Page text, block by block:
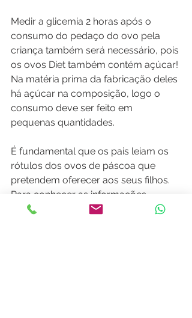
Medir a glicemia 2 horas após o
consumo do pedaço do ovo pela
criança também será necessário, pois
os ovos Diet também contém açúcar!
Na matéria prima da fabricação deles
há açúcar na composição, logo o
consumo deve ser feito em
pequenas quantidades.
É fundamental que os pais leiam os
rótulos dos ovos de páscoa que
pretendem oferecer aos seus filhos.
Para conhecer as informações
nutricionais, principalmente a